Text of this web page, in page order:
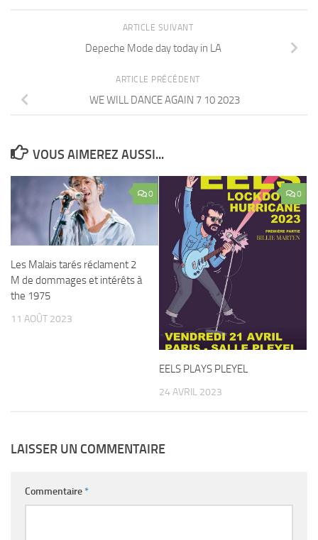
ARTICLE SUIVANT
Depeche Mode day today in LA
ARTICLE PRÉCÉDENT
WE WILL DANCE AGAIN 7 10 2023
VOUS AIMEREZ AUSSI...
0
Les Malais tarés réclament 2
M de dommages et intérêts à
the 1975
11 AOÛT 2023
0
EELS PLAYS PLEYEL
24 AVRIL 2023
LAISSER UN COMMENTAIRE
Commentaire*